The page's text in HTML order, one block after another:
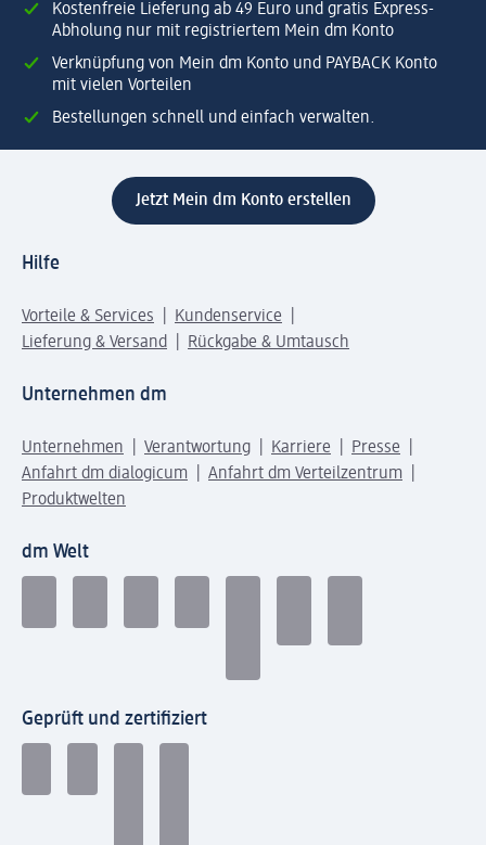
Kostenfreie Lieferung ab 49 Euro und gratis Express-
Abholung nur mit registriertem Mein dm Konto
Verknüpfung von Mein dm Konto und PAYBACK Konto
mit vielen Vorteilen
Bestellungen schnell und einfach verwalten.
Jetzt Mein dm Konto erstellen
Hilfe
Vorteile & Services
Kundenservice
Lieferung & Versand
Rückgabe & Umtausch
Unternehmen dm
Unternehmen Verantwortung Karriere
Presse
Anfahrt dm dialogicum
Anfahrt dm Verteilzentrum
Produktwelten
dm Welt
Geprüft und zertifiziert